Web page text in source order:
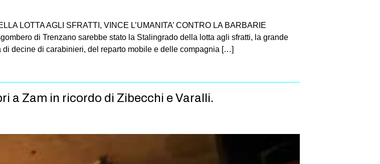
LOTTA AGLI SFRATTI, VINCE L’UMANITA’ CONTRO LA BARBARIE
di Trenzano sarebbe stato la Stalingrado della lotta agli sfratti, la grande
decine di carabinieri, del reparto mobile e delle compagnia […]
a Zam in ricordo di Zibecchi e Varalli.